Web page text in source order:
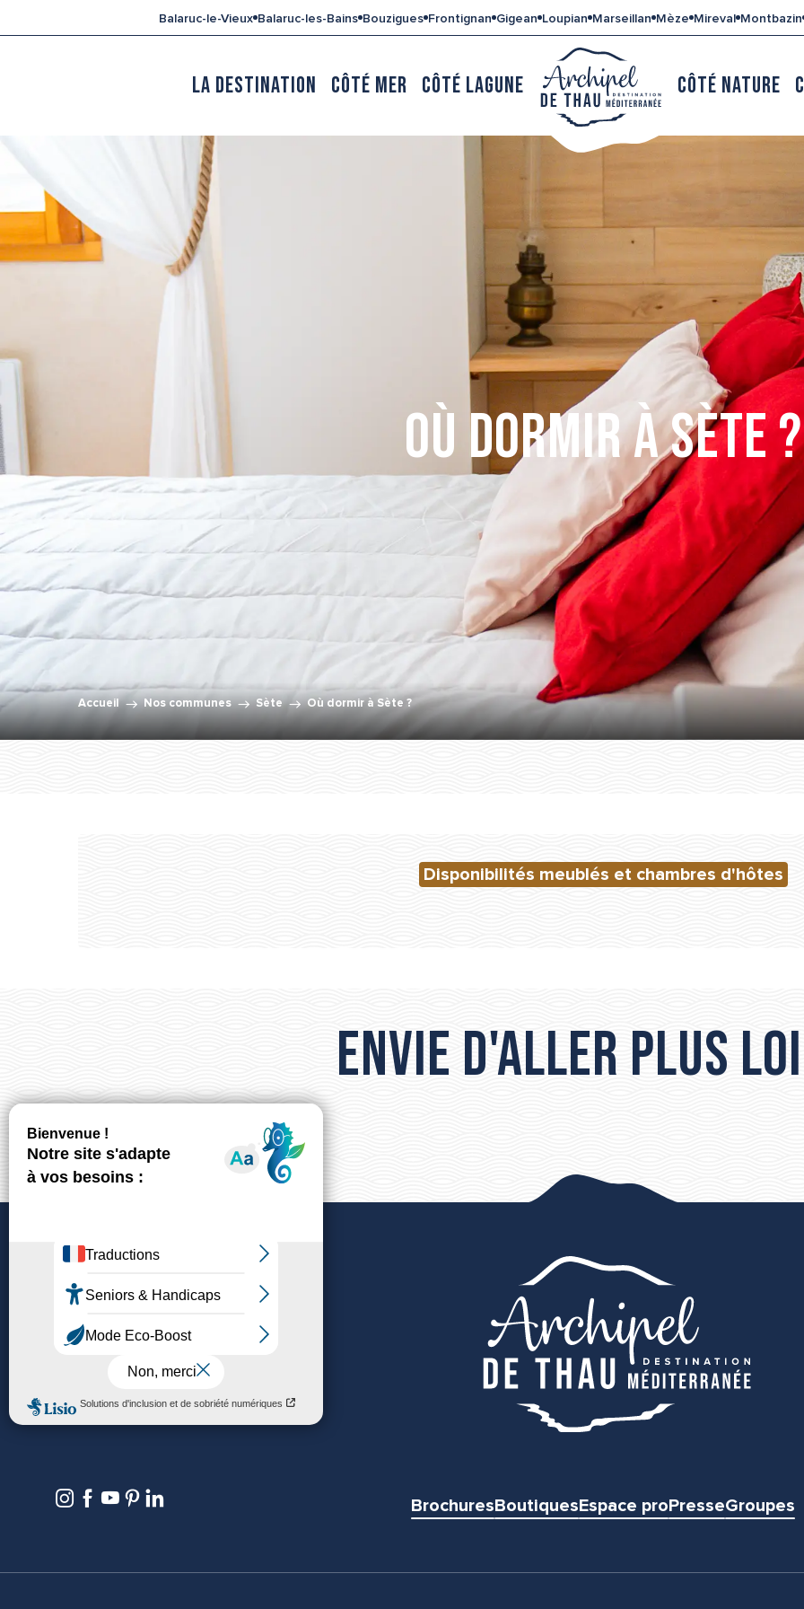
au
Balaruc-le-Vieux Balaruc-les-Bains Bouzigues Frontignan Gigean Loupian Marseillan Mèze Mireval Montbazin
LA DESTINATION CÔTÉ MER CÔTÉ LAGUNE CÔTÉ NATURE
Où dormir à Sète ?
Accueil Nos communes Sète Où dormir à Sète ?
Disponibilités meublés et chambres d'hôtes
HÔTEL AU VALÉRY
SABLES D'OR
RÉSIDENCE ODALYS TERRA GAÏA
LE NATIONAL
Envie d'aller plus
Nos bureaux d’accueil
BrochuresBoutiquesEspace proPresseGroupes